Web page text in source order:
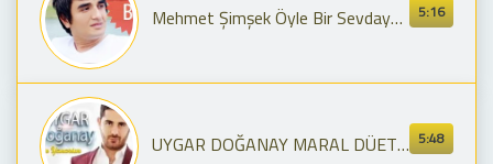
5:16
Mehmet Şimşek Öyle Bir Sevdaya Düşmüşüm Vay Vay 2015 YENİİ SAMSUN VEZİRKÖPRÜ
5:48
UYGAR DOĞANAY MARAL DÜET ( BİR SEVDAYA DÜŞ AĞLARSIN).